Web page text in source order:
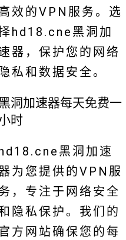
效的VPN服务。选
hd18.cne黑洞加
器，保护您的网络
隐私和数据安全。
洞加速器每天免费一
时
黑洞加速
为您提供的VPN服
，专注于网络安全
隐私保护。我们的
方网站确保您的每